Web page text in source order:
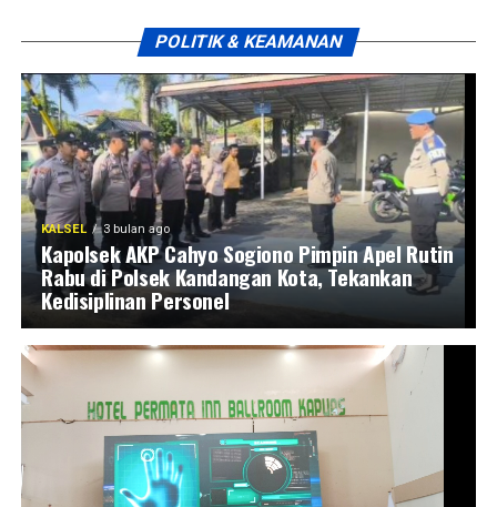
POLITIK & KEAMANAN
KALSEL 3 bulan ago
Kapolsek AKP Cahyo Sogiono Pimpin Apel Rutin
Rabu di Polsek Kandangan Kota, Tekankan
Kedisiplinan Personel